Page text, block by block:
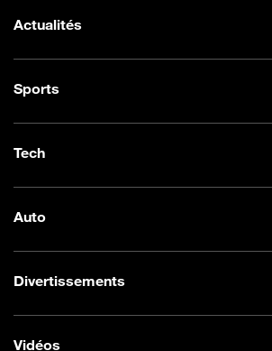
Actualités
Sports
Tech
Auto
Divertissements
Vidéos